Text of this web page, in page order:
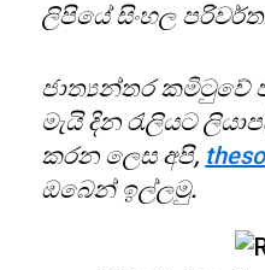
ලිපියේසිංහල
ජාත්‍යන්තර කමිටුවේ
මැයි දින රැලියට
කරන ලෙස අපි,
ඔබෙන් ඉල්ලමු.